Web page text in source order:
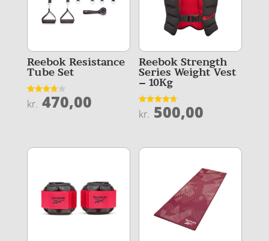
Reebok Resistance
Tube Set
Vurderet
3.8
kr. 470,00
Reebok Strength
Series Weight Vest
– 10Kg
Vurderet
4.7
kr. 500,00